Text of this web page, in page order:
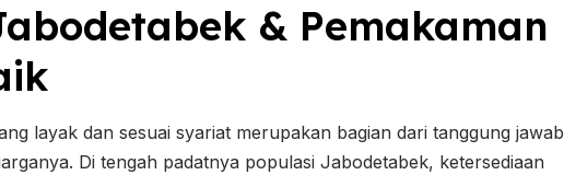
& Pemakaman
layak dan sesuai syariat merupakan bagian dari tanggung jawab
Di tengah padatnya populasi Jabodetabek, ketersediaan